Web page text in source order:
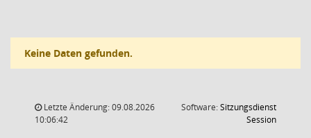
Keine Daten gefunden.
Letzte Änderung: 09.08.2026
10:06:42
Software:Sitzungsdienst
Session(Wird in